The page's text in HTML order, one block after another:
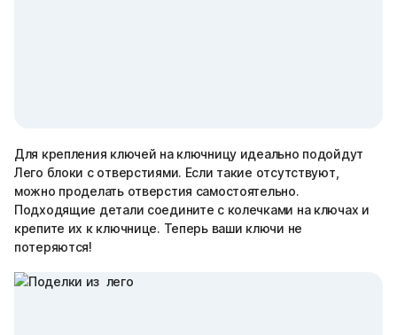
Для крепления ключей на ключницу идеально подойдут
Лего блоки с отверстиями. Если такие отсутствуют,
можно проделать отверстия самостоятельно.
Подходящие детали соедините с колечками на ключах и
крепите их к ключнице. Теперь ваши ключи не
потеряются!